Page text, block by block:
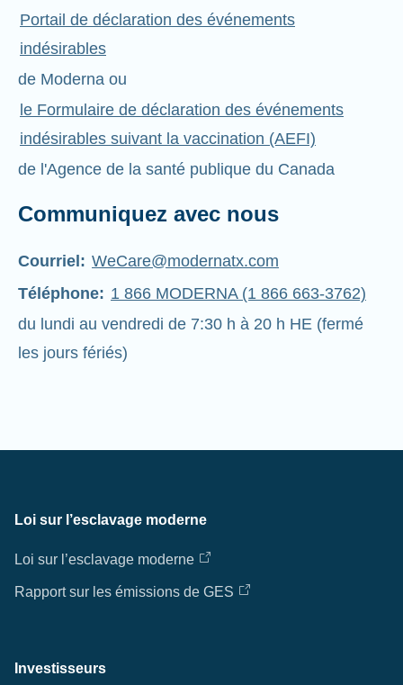
Portail de déclaration des événements
indésirables
de Moderna ou
le Formulaire de déclaration des événements
indésirables suivant la vaccination (AEFI)
de l'Agence de la santé publique du Canada
Communiquez avec nous
Courriel: WeCare@modernatx.com
Téléphone: 1 866 MODERNA (1 866 663-3762)
du lundi au vendredi de 7:30 h à 20 h HE (fermé
les jours fériés)
Loi sur l’esclavage moderne
Loi sur l’esclavage moderne
Rapport sur les émissions de GES
Investisseurs